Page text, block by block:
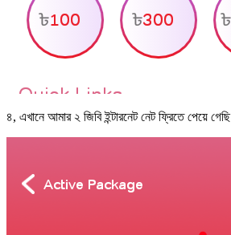
৪, এখানে আমার ২ জিবি ইন্টারনেট নেট ফ্রিতে পেয়ে গেছি